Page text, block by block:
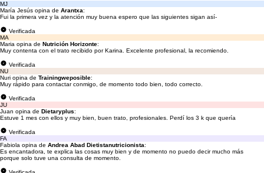
MJ
María Jesús opina de Arantxa:
Fui la primera vez y la atención muy buena espero que las siguientes sigan así-
Verificada
MA
Maria opina de Nutrición Horizonte:
Muy contenta con el trato recibido por Karina. Excelente profesional, la recomiendo.
Verificada
NU
Nuri opina de Trainingweposible:
Muy rápido para contactar conmigo, de momento todo bien, todo correcto.
Verificada
JU
Juan opina de Dietaryplus:
Estuve 1 mes con ellos y muy bien, buen trato, profesionales. Perdí los 3 k que quería
Verificada
FA
Fabiola opina de Andrea Abad Dietistanutricionista:
Es encantadora, te explica las cosas muy bien y de momento no puedo decir mucho más
porque solo tuve una consulta de momento.